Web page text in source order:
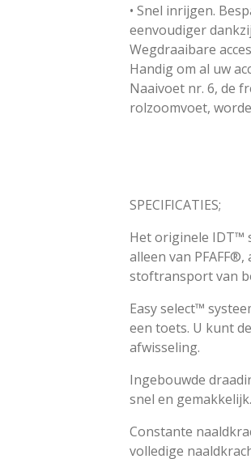
• Snel inrijgen.
eenvoudiger
Wegdraaibare
Handig om al uw
Naaivoet nr. 6, de
rolzoomvoet,
SPECIFICATIES;
Het originele IDT™
alleen van
stoftransport van
Easy select™
een toets. U kunt
afwisseling.
Ingebouwde
snel en gemakkelijk.
Constante
volledige